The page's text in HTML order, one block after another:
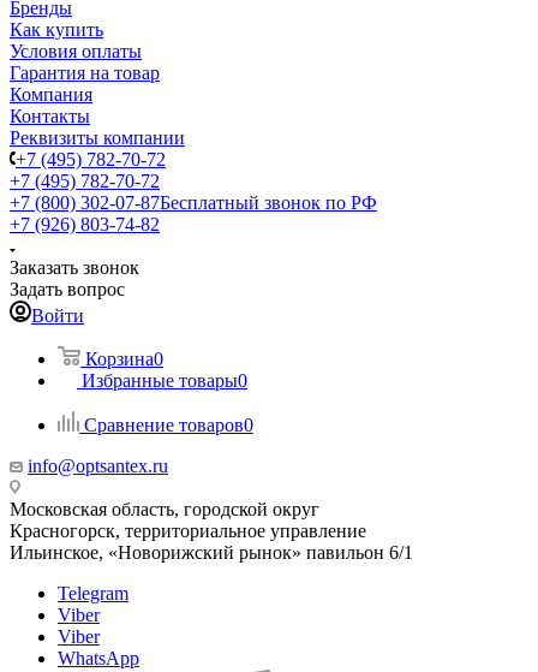
Бренды
Как купить
Условия оплаты
Гарантия на товар
Компания
Контакты
Реквизиты компании
+7 (495) 782-70-72
+7 (495) 782-70-72
+7 (800) 302-07-87Бесплатный звонок по РФ
+7 (926) 803-74-82
Заказать звонок
Задать вопрос
Войти
Корзина0
Избранные товары0
Сравнение товаров0
info@optsantex.ru
Московская область, городской округ
Красногорск, территориальное управление
Ильинское, «Новорижский рынок» павильон 6/1
Telegram
Viber
Viber
WhatsApp